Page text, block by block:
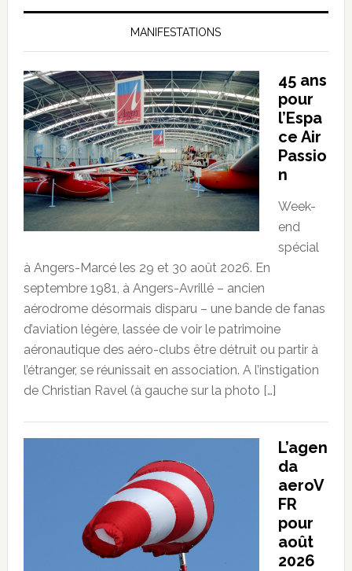
MANIFESTATIONS
45 ans
pour
l’Espa
ce Air
Passio
n
Week-
end
spécial
à Angers-Marcé les 29 et 30 août 2026. En
septembre 1981, à Angers-Avrillé – ancien
aérodrome désormais disparu – une bande de fanas
d’aviation légère, lassée de voir le patrimoine
aéronautique des aéro-clubs être détruit ou partir à
l’étranger, se réunissait en association. A l’instigation
de Christian Ravel (à gauche sur la photo […]
L’agen
da
aeroV
FR
pour
août
2026